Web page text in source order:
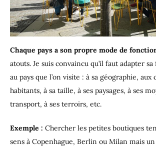
Chaque pays a son propre mode de
atouts. Je suis convaincu qu’il faut adapter
au pays que l’on visite : à sa géographie, aux
habitants, à sa taille, à ses paysages, à ses
transport, à ses terroirs, etc.
Exemple : Chercher les petites boutiques
sens à Copenhague, Berlin ou Milan mais